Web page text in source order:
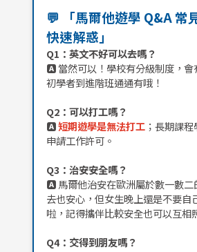
💬 「馬爾他遊學 Q&A 常
快速解惑」
Q1：英文不好可以去嗎？
🅰️當然可以！學校有分級制度，
初學者到進階班通通有哦！
Q2：可以打工嗎？
🅰️短期遊學是無法打工；長期課程
申請工作許可。
Q3：治安安全嗎？
🅰️馬爾他治安在歐洲屬於數一數
去也安心，但女生晚上還是不要自
啦，記得攜伴比較安全也可以互相
Q4：交得到朋友嗎？